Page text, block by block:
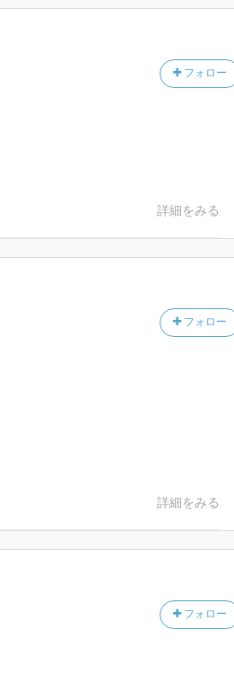
フォロー
詳細をみる
フォロー
詳細をみる
フォロー